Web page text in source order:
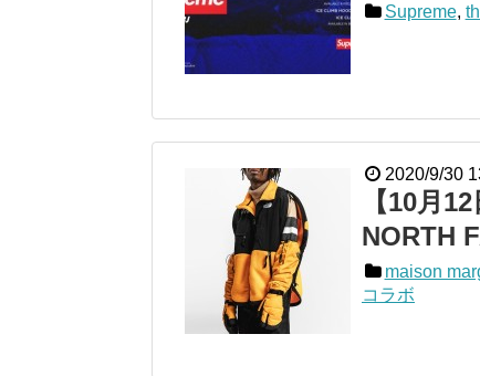
Supreme,
2020/9/30
【10月
NORTH
maison
コラボ